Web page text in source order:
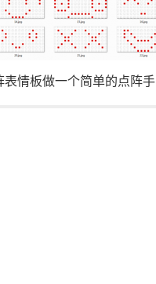
表情板做一个简单的点阵手